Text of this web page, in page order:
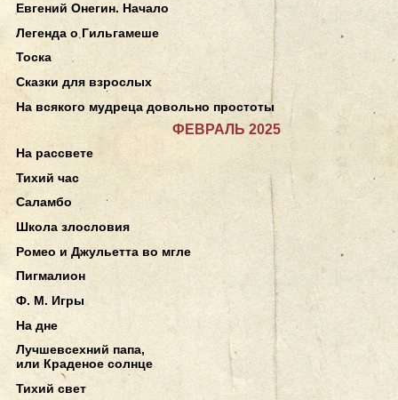
Евгений Онегин. Начало
Легенда о Гильгамеше
Тоска
Сказки для взрослых
На всякого мудреца довольно простоты
ФЕВРАЛЬ 2025
На рассвете
Тихий час
Саламбо
Школа злословия
Ромео и Джульетта во мгле
Пигмалион
Ф. М. Игры
На дне
Лучшевсехний папа,
или Краденое солнце
Тихий свет